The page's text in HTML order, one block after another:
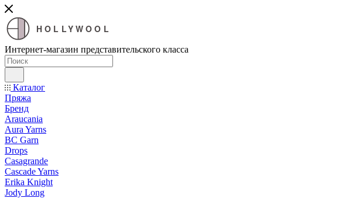
HOLLYWOOL
Интернет-магазин представительского класса
Каталог
Пряжа
Бренд
Araucania
Aura Yarns
BC Garn
Drops
Casagrande
Cascade Yarns
Erika Knight
Jody Long